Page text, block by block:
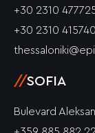
+30 2310
+30 2310 415740
//SOFIA
Bulevard